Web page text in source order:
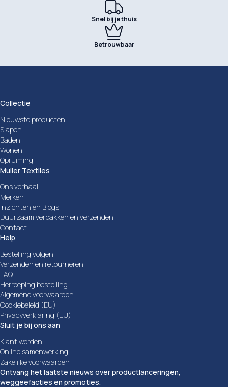
Snel bij je thuis
Betrouwbaar
Collectie
Nieuwste producten
Slapen
Baden
Wonen
Opruiming
Muller Textiles
Ons verhaal
Merken
Inzichten en Blogs
Duurzaam verpakken en verzenden
Contact
Help
Bestelling volgen
Verzenden en retourneren
FAQ
Herroeping bestelling
Algemene voorwaarden
Cookiebeleid (EU)
Privacyverklaring (EU)
Sluit je bij ons aan
Klant worden
Online samenwerking
Zakelijke voorwaarden
Ontvang het laatste nieuws over productlanceringen,
weggeefacties en promoties.